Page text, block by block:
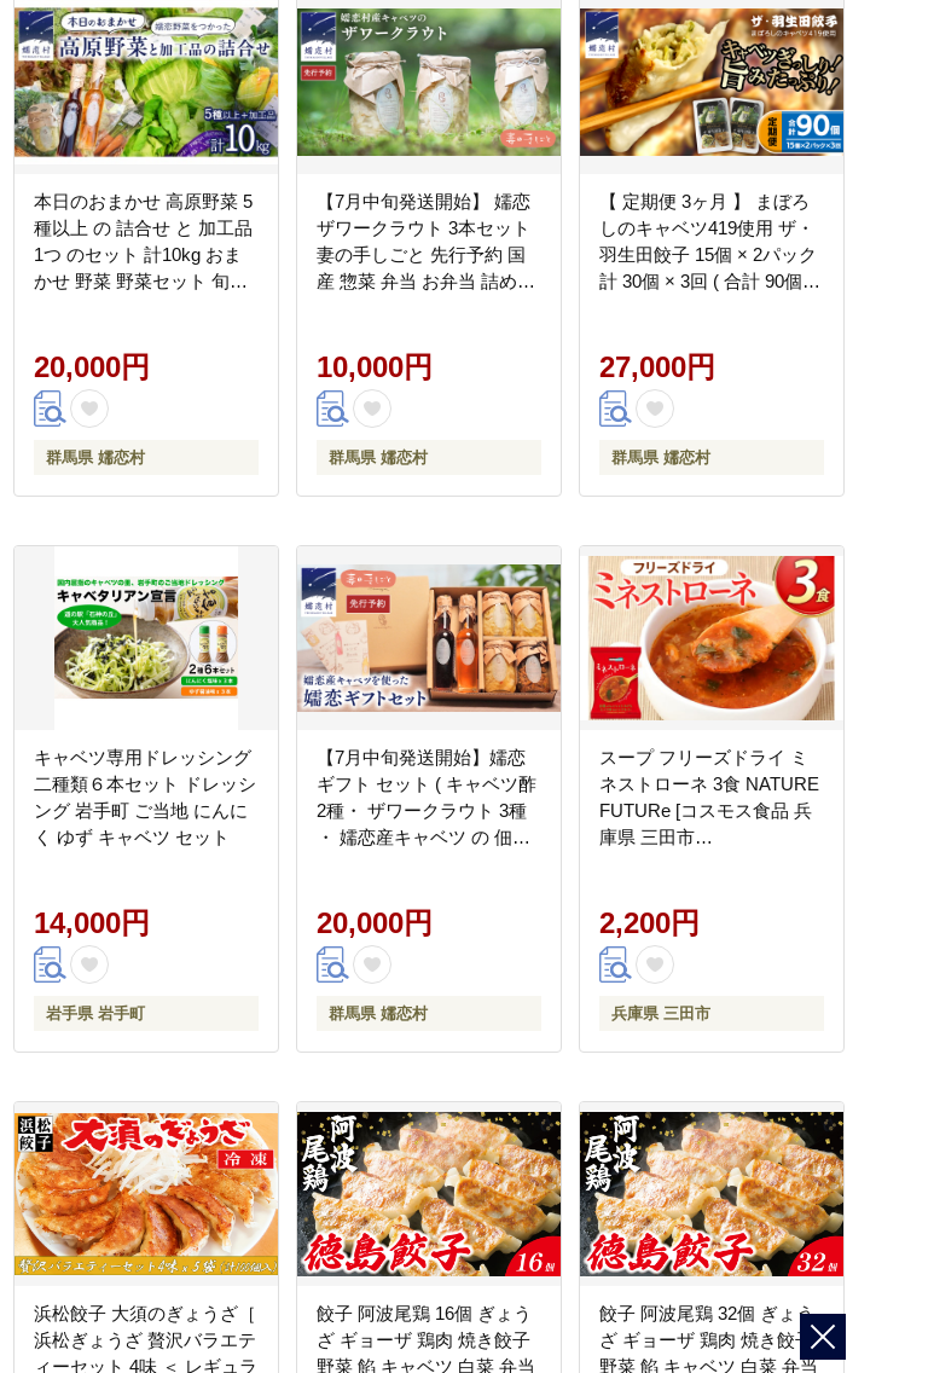
本日のおまかせ 高原野菜 5
種以上 の 詰合せ と 加工品
1つ のセット 計10kg おま
かせ 野菜 野菜セット 旬の
[AF028tu]
20,000円
群馬県 嬬恋村
【7月中旬発送開始】 嬬恋
ザワークラウト 3本セット
妻の手しごと 先行予約 国
産 惣菜 弁当 お弁当 詰め合
恋キャベツ キャベツ
[AF015tu]
10,000円
群馬県 嬬恋村
【 定期便 3ヶ月 】 まぼろ
しのキャベツ419使用 ザ・
羽生田餃子 15個 × 2パック
計 30個 × 3回 ( 合計 90個 )
人気 冷凍 中華 中華惣菜 惣
菜 大容量 3回 [AL016tu]
27,000円
群馬県 嬬恋村
キャベツ専用ドレッシング
二種類６本セット ドレッシ
ング 岩手町 ご当地 にんに
く ゆず キャベツ セット
14,000円
岩手県 岩手町
【7月中旬発送開始】嬬恋
ギフト セット ( キャベツ酢
2種・ ザワークラウト 3種
・ 嬬恋産キャベツ の 佃煮
ツ 酢 酢漬け 佃煮 漬物 健康
調味料 嬬恋村 群馬
[AF020tu]
20,000円
群馬県 嬬恋村
スープ フリーズドライ ミ
ネストローネ 3食 NATURE
FUTURe [コスモス食品 兵
庫県 三田市
草 ローストオニオン チー
ズ トマトリゾット 弁当 ギ
フト
2,200円
兵庫県 三田市
浜松餃子 大須のぎょうざ［
浜松ぎょうざ 贅沢バラエテ
ィーセット 4味 ＜ レギュラ
餃子 阿波尾鶏 16個 ぎょう
ざ ギョーザ 鶏肉 焼き餃子
野菜 餡 キャベツ 白菜 弁当
餃子 阿波尾鶏 32個 ぎょう
ざ ギョーザ 鶏肉 焼き餃子
野菜 餡 キャベツ 白菜 弁当